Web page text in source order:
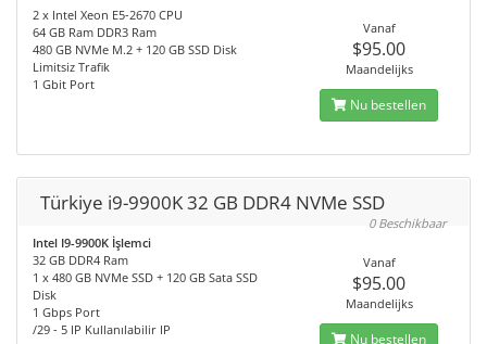
2 x Intel Xeon E5-2670 CPU
64 GB Ram DDR3 Ram
480 GB NVMe M.2 + 120 GB SSD Disk
Limitsiz Trafik
1 Gbit Port
Vanaf
$95.00
Maandelijks
Nu bestellen
Türkiye i9-9900K 32 GB DDR4 NVMe SSD
0 Beschikbaar
Intel I9-9900K İşlemci
32 GB DDR4 Ram
1 x 480 GB NVMe SSD + 120 GB Sata SSD
Disk
1 Gbps Port
/29 - 5 IP Kullanılabilir IP
Vanaf
$95.00
Maandelijks
Nu bestellen